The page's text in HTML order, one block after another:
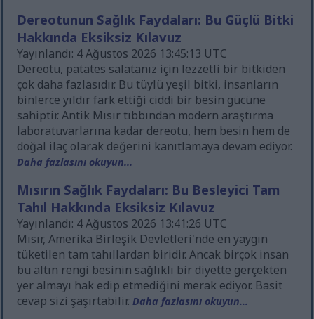
Dereotunun Sağlık Faydaları: Bu Güçlü Bitki
Hakkında Eksiksiz Kılavuz
Yayınlandı: 4 Ağustos 2026 13:45:13 UTC
Dereotu, patates salatanız için lezzetli bir bitkiden
çok daha fazlasıdır. Bu tüylü yeşil bitki, insanların
binlerce yıldır fark ettiği ciddi bir besin gücüne
sahiptir. Antik Mısır tıbbından modern araştırma
laboratuvarlarına kadar dereotu, hem besin hem de
doğal ilaç olarak değerini kanıtlamaya devam ediyor.
Daha fazlasını okuyun...
Mısırın Sağlık Faydaları: Bu Besleyici Tam
Tahıl Hakkında Eksiksiz Kılavuz
Yayınlandı: 4 Ağustos 2026 13:41:26 UTC
Mısır, Amerika Birleşik Devletleri'nde en yaygın
tüketilen tam tahıllardan biridir. Ancak birçok insan
bu altın rengi besinin sağlıklı bir diyette gerçekten
yer almayı hak edip etmediğini merak ediyor. Basit
cevap sizi şaşırtabilir.Daha fazlasını okuyun...